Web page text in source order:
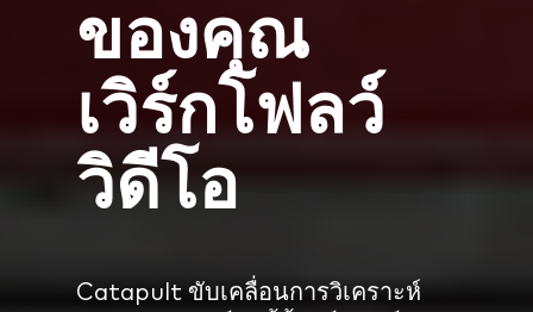
ของคุณ
เวิร์กโฟลว์
วิดีโอ
Catapult ขับเคลื่อนการวิเคราะห์